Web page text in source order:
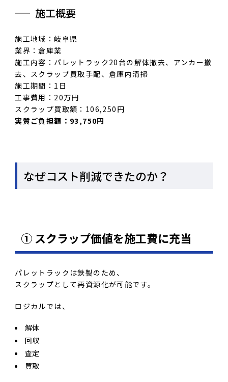
施工概要
施工地域：岐阜県
業界：倉庫業
施工内容：パレットラック20台の解体撤去、アンカー撤
去、スクラップ買取手配、倉庫内清掃
施工期間：1日
工事費用：20万円
スクラップ買取額：106,250円
実質ご負担額：93,750円
なぜコスト削減できたのか？
① スクラップ価値を施工費に充当
パレットラックは鉄製のため、
スクラップとして再資源化が可能です。
ロジカルでは、
解体
回収
査定
買取